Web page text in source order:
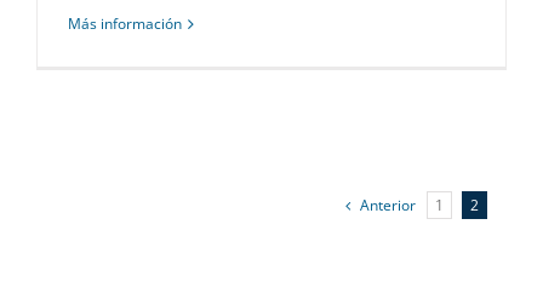
Más información
Anterior 1 2